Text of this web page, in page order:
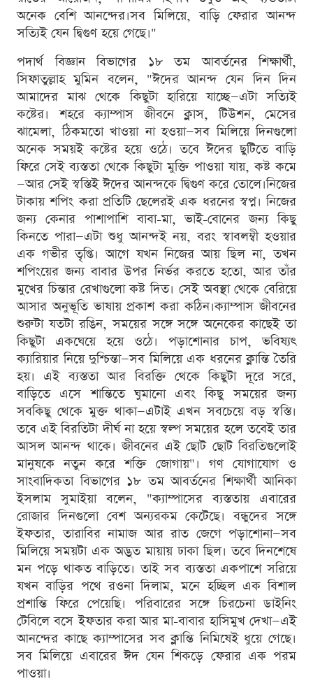
অনেক বেশি আনন্দের।সব মিলিয়ে, বাড়ি ফেরার আনন্দ
সত্যিই যেন দ্বিগুণ হয়ে গেছে।"
পদার্থ বিজ্ঞান বিভাগের ১৮ তম আবর্তনের শিক্ষার্থী,
সিফাতুল্লাহ মুমিন বলেন, "ঈদের আনন্দ যেন দিন দিন
আমাদের মাঝ থেকে কিছুটা হারিয়ে যাচ্ছে—এটা সত্যিই
কষ্টের। শহরে ক্যাম্পাস জীবনে ক্লাস, টিউশন, মেসের
ঝামেলা, ঠিকমতো খাওয়া না হওয়া—সব মিলিয়ে দিনগুলো
অনেক সময়ই কষ্টের হয়ে ওঠে। তবে ঈদের ছুটিতে বাড়ি
ফিরে সেই ব্যস্ততা থেকে কিছুটা মুক্তি পাওয়া যায়, কষ্ট কমে
—আর সেই স্বস্তিই ঈদের আনন্দকে দ্বিগুণ করে তোলে।নিজের
টাকায় শপিং করা প্রতিটি ছেলেরই এক ধরনের স্বপ্ন। নিজের
জন্য কেনার পাশাপাশি বাবা-মা, ভাই-বোনের জন্য কিছু
কিনতে পারা—এটা শুধু আনন্দই নয়, বরং স্বাবলম্বী হওয়ার
এক গভীর তৃপ্তি। আগে যখন নিজের আয় ছিল না, তখন
শপিংয়ের জন্য বাবার উপর নির্ভর করতে হতো, আর তাঁর
মুখের চিন্তার রেখাগুলো কষ্ট দিত। সেই অবস্থা থেকে বেরিয়ে
আসার অনুভূতি ভাষায় প্রকাশ করা কঠিন।ক্যাম্পাস জীবনের
শুরুটা যতটা রঙিন, সময়ের সঙ্গে সঙ্গে অনেকের কাছেই তা
কিছুটা একঘেয়ে হয়ে ওঠে। পড়াশোনার চাপ, ভবিষ্যৎ
ক্যারিয়ার নিয়ে দুশ্চিন্তা—সব মিলিয়ে এক ধরনের ক্লান্তি তৈরি
হয়। এই ব্যস্ততা আর বিরক্তি থেকে কিছুটা দূরে সরে,
বাড়িতে এসে শান্তিতে ঘুমানো এবং কিছু সময়ের জন্য
সবকিছু থেকে মুক্ত থাকা—এটাই এখন সবচেয়ে বড় স্বস্তি।
তবে এই বিরতিটা দীর্ঘ না হয়ে স্বল্প সময়ের হলে তবেই তার
আসল আনন্দ থাকে। জীবনের এই ছোট ছোট বিরতিগুলোই
মানুষকে নতুন করে শক্তি জোগায়"। গণ যোগাযোগ ও
সাংবাদিকতা বিভাগের ১৮ তম আবর্তনের শিক্ষার্থী আনিকা
ইসলাম সুমাইয়া বলেন, "ক্যাম্পাসের ব্যস্ততায় এবারের
রোজার দিনগুলো বেশ অন্যরকম কেটেছে। বন্ধুদের সঙ্গে
ইফতার, তারাবির নামাজ আর রাত জেগে পড়াশোনা—সব
মিলিয়ে সময়টা এক অদ্ভুত মায়ায় ঢাকা ছিল। তবে দিনশেষে
মন পড়ে থাকত বাড়িতে। তাই সব ব্যস্ততা একপাশে সরিয়ে
যখন বাড়ির পথে রওনা দিলাম, মনে হচ্ছিল এক বিশাল
প্রশান্তি ফিরে পেয়েছি। পরিবারের সঙ্গে চিরচেনা ডাইনিং
টেবিলে বসে ইফতার করা আর মা-বাবার হাসিমুখ দেখা—এই
আনন্দের কাছে ক্যাম্পাসের সব ক্লান্তি নিমিষেই ধুয়ে গেছে।
সব মিলিয়ে এবারের ঈদ যেন শিকড়ে ফেরার এক পরম
পাওয়া।